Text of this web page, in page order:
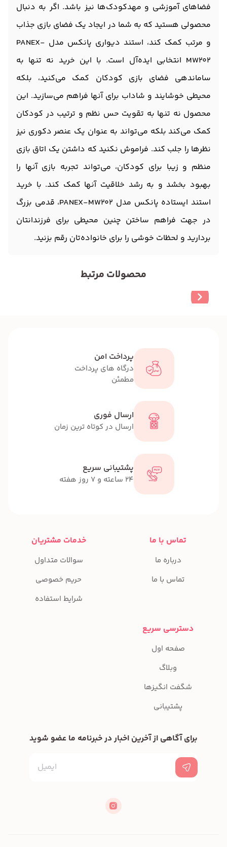
فضاهای آموزشی و مهدکودک‌ها نیز باشد. اگر به دنبال
محصولی هستید که به شما در ایجاد یک فضای بازی جذاب
و مرتب کمک کند، استند دیواری پانکس مدل PANEX-
MW202 انتخابی ایده‌آل است. با این خرید نه تنها به
ساماندهی فضای بازی کودکان کمک می‌کنید، بلکه
محیطی خوشایند و شاداب برای آنها فراهم می‌سازید. این
محصول نه تنها به تقویت حس نظم و ترتیب در کودکان
کمک می‌کند بلکه می‌تواند به عنوان یک عنصر دکوری نیز
نظرها را جلب کند. فراموش نکنید که داشتن یک اتاق بازی
منظم و زیبا برای کودکان، می‌تواند تجربه بازی آنها را
بهبود بخشد و به رشد خلاقیت آنها کمک کند. با خرید
استند ایستاده پانکس مدل PANEX-MW202، قدمی بزرگ
در جهت فراهم ساختن چنین محیطی برای فرزندانتان
بردارید و لحظات خوشی را برای خانواده‌تان رقم بزنید.
محصولات مرتبط
پرداخت امن
درگاه های پرداخت
مطمئن
ارسال فوری
ارسال در کوتاه ترین زمان
پشتیبانی سریع
24 ساعته و 7 روز هفته
تماس با ما
درباره ما
تماس با ما
خدمات مشتریان
سوالات متداول
حریم خصوصی
شرایط استفاده
دسترسی سریع
صفحه اول
وبلاگ
شگفت انگیزها
پشتیبانی
برای آگاهی از آخرین اخبار در خبرنامه ما عضو شوید